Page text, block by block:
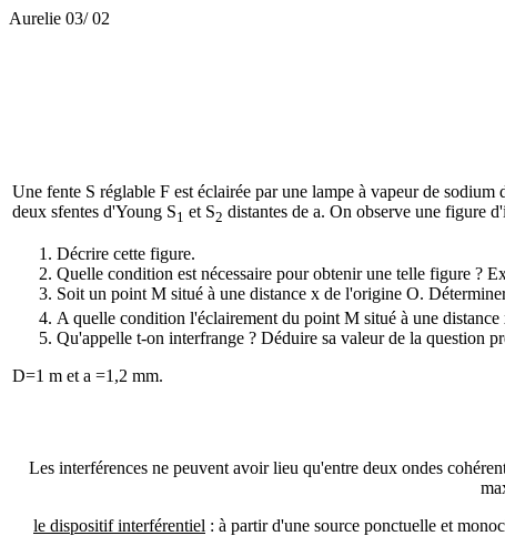
Aurelie 03/ 02
Une fente S réglable F est éclairée par une lampe à vapeur de
deux sfentes d'Young S1 et S2 distantes de a. On observe une figure
Décrire cette figure.
Quelle condition est nécessaire pour obtenir une telle figure ?
Soit un point M situé à une distance x de l'origine O.
A quelle condition l'éclairement du point M situé à une
Qu'appelle t-on interfrange ? Déduire sa valeur de la question
D=1 m et a =1,2 mm.
Les interférences ne peuvent avoir lieu qu'entre deux ondes
le dispositif interférentiel : à partir d'une source ponctuelle et